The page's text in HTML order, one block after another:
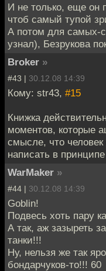
И не только, еще он
чтоб самый тупой
А потом для самых-
узнал), Безрукова
Broker »
#43 | 30.12.08 14:39
Кому: str43, #15
Книжка
моментов, которые
смысле, что
написать в
WarMaker »
#44 | 30.12.08 14:39
Goblin!
Подвесь хоть пару
А так, аж зазыреть
танки!!!
Ну, нельзя же так
бондарчуков-то!!! 60